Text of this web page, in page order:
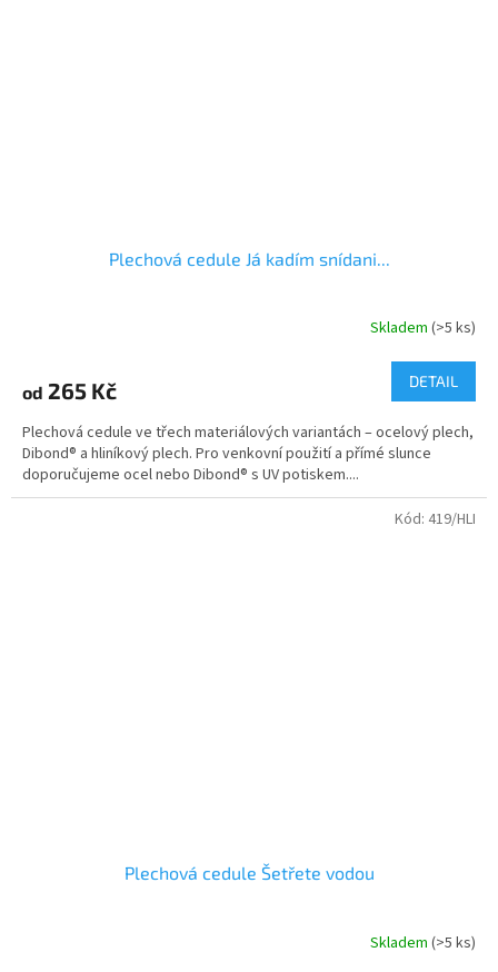
Plechová cedule Já kadím snídani...
Skladem (>5 ks)
od 265 Kč DETAIL
Plechová cedule ve třech materiálových variantách – ocelový plech,
Dibond® a hliníkový plech. Pro venkovní použití a přímé slunce
doporučujeme ocel nebo Dibond® s UV potiskem....
Plechová cedule Šetřete vodou
Skladem (>5 ks)
Kód: 419/HLI